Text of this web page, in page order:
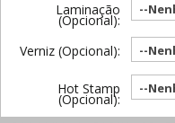
Laminação
(Opcional):
--
Verniz (Opcional): --
Hot Stamp
(Opcional):
--